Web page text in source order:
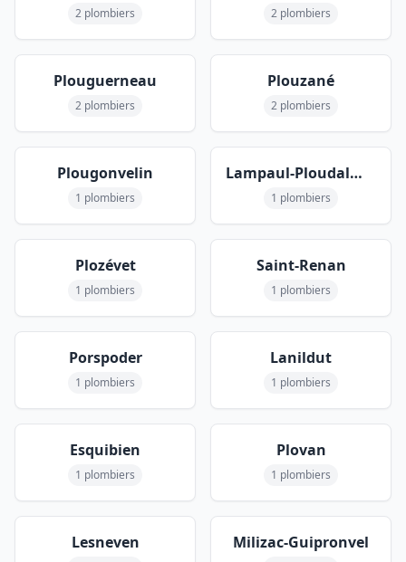
2 plombiers 2 plombiers
Plouguerneau
2 plombiers
Plouzané
2 plombiers
Plougonvelin
1 plombiers
Lampaul-Ploudalmézeau
1 plombiers
Plozévet
1 plombiers
Saint-Renan
1 plombiers
Porspoder
1 plombiers
Lanildut
1 plombiers
Esquibien
1 plombiers
Plovan
1 plombiers
Lesneven Milizac-Guipronvel